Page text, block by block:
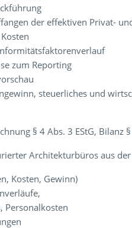
der effektiven Privat-
zum Reporting
steuerliches und
§ 4 Abs. 3 EStG, Bilanz
Architekturbüros aus
Kosten, Gewinn)
Personalkosten